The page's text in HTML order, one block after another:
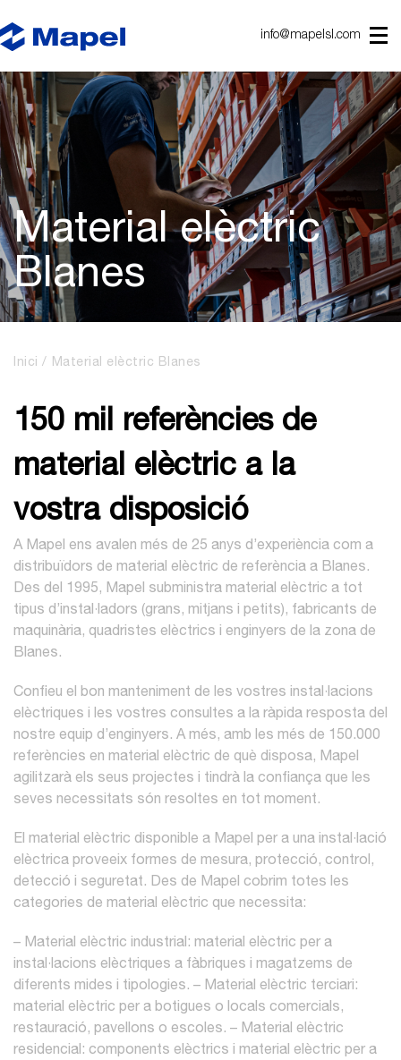
info@mapelsl.com
Material elèctric
Blanes
Inici Material elèctric Blanes
150 mil referències de
material elèctric a la
vostra disposició
A Mapel ens avalen més de 25 anys d’experiència com a
distribuïdors de material elèctric de referència a Blanes.
Des del 1995, Mapel subministra material elèctric a tot
tipus d’instal·ladors (grans, mitjans i petits), fabricants de
maquinària, quadristes elèctrics i enginyers de la zona de
Blanes.
Confieu el bon manteniment de les vostres instal·lacions
elèctriques i les vostres consultes a la ràpida resposta del
nostre equip d’enginyers. A més, amb les més de 150.000
referències en material elèctric de què disposa, Mapel
agilitzarà els seus projectes i tindrà la confiança que les
seves necessitats són resoltes en tot moment.
El material elèctric disponible a Mapel per a una instal·lació
elèctrica proveeix formes de mesura, protecció, control,
detecció i seguretat. Des de Mapel cobrim totes les
categories de material elèctric que necessita:
– Material elèctric industrial: material elèctric per a
instal·lacions elèctriques a fàbriques i magatzems de
diferents mides i tipologies. – Material elèctric terciari:
material elèctric per a botigues o locals comercials,
restauració, pavellons o escoles. – Material elèctric
residencial: components elèctrics i material elèctric per a